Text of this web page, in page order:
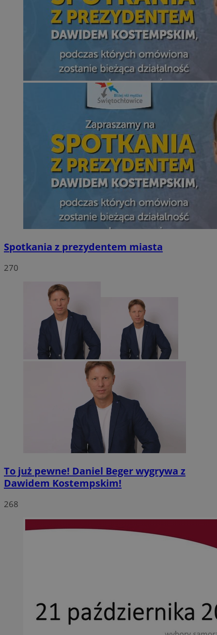
Spotkania z prezydentem miasta
270
To już pewne! Daniel Beger wygrywa z
Dawidem Kostempskim!
268